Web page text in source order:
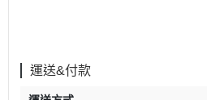
運送&付款